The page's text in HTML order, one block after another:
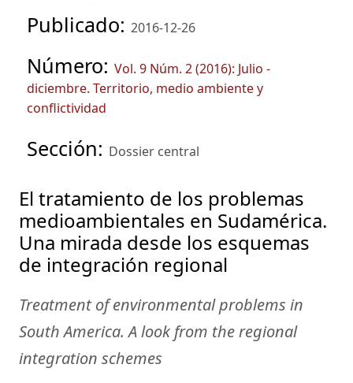
Publicado: 2016-12-26
Número: Vol. 9 Núm. 2 (2016): Julio -
diciembre. Territorio, medio ambiente y
conflictividad
Sección: Dossier central
El tratamiento de los problemas
medioambientales en Sudamérica.
Una mirada desde los esquemas
de integración regional
Treatment of environmental problems in
South America. A look from the regional
integration schemes